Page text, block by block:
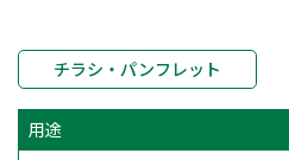
チラシ・パンフレット
用途